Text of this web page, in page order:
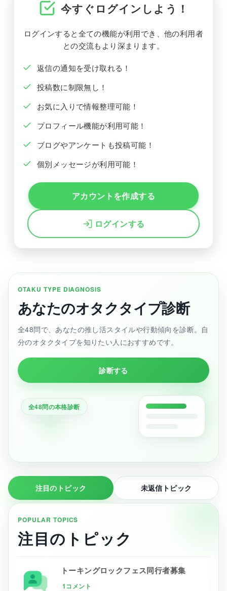
今すぐログインしよう！
ログインすると全ての機能が利用でき、他の利用者
との交流もより深まります。
返信の通知を受け取れる！
投稿数に制限無し！
お気に入りで情報整理可能！
プロフィール機能が利用可能！
ブログやアンケートも投稿可能！
個別メッセージが利用可能！
アカウントを作成する
ログインする
OTAKU TYPE DIAGNOSIS
あなたのオタクタイプ診断
全48問で、あなたの推し活スタイルや行動傾向を診断。自
分のオタクタイプを知りたい人におすすめです。
診断する
全48問の本格診断
注目のトピック 未返信トピック
POPULAR TOPICS
注目のトピック
トーキングロックフェス同行者募集
1コメント